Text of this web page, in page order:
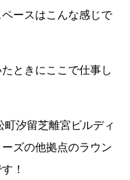
ースはこんな感じで
ときにここで仕事し
汐留芝離宮ビルディ
ズの他拠点のラウン
！